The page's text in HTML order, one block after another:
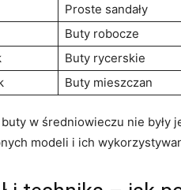
Proste sandały
Buty ⁤robocze
Buty‍ rycerskie
Buty mieszczan
w średniowieczu nie były
modeli​ i ich